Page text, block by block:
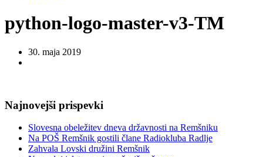
python-logo-master-v3-TM
30. maja 2019
Najnovejši prispevki
Slovesna obeležitev dneva državnosti na Remšniku
Na POŠ Remšnik gostili člane Radiokluba Radlje
Zahvala Lovski družini Remšnik